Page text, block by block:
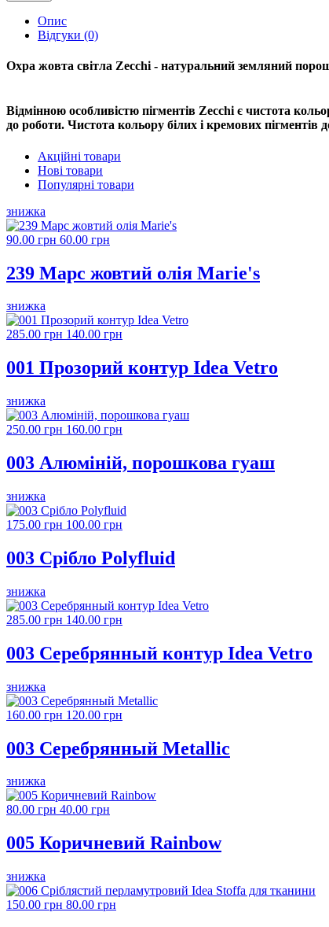
Опис
Відгуки (0)
Охра жовта світла Zecchi - натуральний земляний
Відмінною особливістю пігментів Zecchi є чистота
до роботи. Чистота кольору білих і кремових
Акційні товари
Нові товари
Популярні товари
знижка
90.00 грн 60.00 грн
239 Марс жовтий олія Marie's
знижка
285.00 грн 140.00 грн
001 Прозорий контур Idea Vetro
знижка
250.00 грн 160.00 грн
003 Алюміній, порошкова гуаш
знижка
175.00 грн 100.00 грн
003 Срібло Polyfluid
знижка
285.00 грн 140.00 грн
003 Серебрянный контур Idea Vetro
знижка
160.00 грн 120.00 грн
003 Серебрянный Metallic
знижка
80.00 грн 40.00 грн
005 Коричневий Rainbow
знижка
150.00 грн 80.00 грн